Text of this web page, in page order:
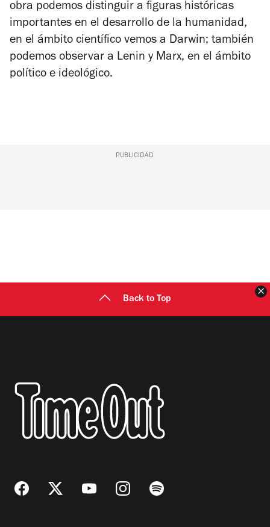
obra podemos distinguir a figuras históricas
importantes en el desarrollo de la humanidad,
en el ámbito científico vemos a Darwin; también
podemos observar a Lenin y Marx, en el ámbito
político e ideológico.
PUBLICIDAD
Back to Top